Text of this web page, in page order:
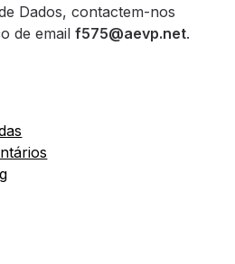
Dados, contactem-nos
de emailf575@aevp.net.